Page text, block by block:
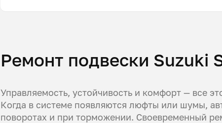
Ремонт подвески Suzuki
Управляемость, устойчивость и комфорт — все
Когда в системе появляются люфты или шумы,
поворотах и при торможении. Своевременный